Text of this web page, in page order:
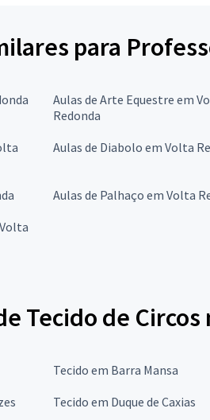
para
Aulas de Arte Equestre em
Redonda
Aulas de Diabolo em Volta
Aulas de Palhaço em Volta
Tecido de
Tecido em Barra Mansa
Tecido em Duque de Caxias